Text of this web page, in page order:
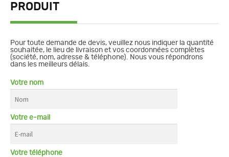
PRODUIT
Pour toute demande de devis, veuillez nous indiquer la quantité
souhaitée, le lieu de livraison et vos coordonnées complètes
(société, nom, adresse & téléphone). Nous vous répondrons
dans les meilleurs délais.
Votre nom
Votre e-mail
Votre téléphone